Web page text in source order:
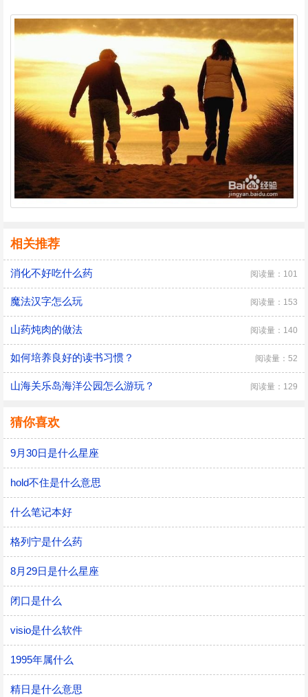
相关推荐
消化不好吃什么药 阅读量：101
魔法汉字怎么玩 阅读量：153
山药炖肉的做法 阅读量：140
如何培养良好的读书习惯？ 阅读量：52
山海关乐岛海洋公园怎么游玩？ 阅读量：129
猜你喜欢
9月30日是什么星座
hold不住是什么意思
什么笔记本好
格列宁是什么药
8月29日是什么星座
闭口是什么
visio是什么软件
1995年属什么
精日是什么意思